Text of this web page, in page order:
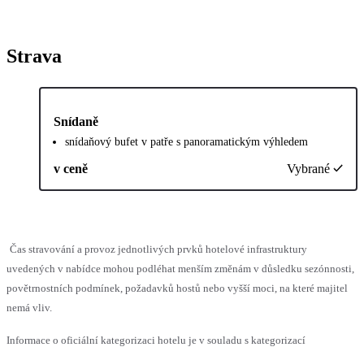
Strava
Snídaně
snídaňový bufet v patře s panoramatickým výhledem
v ceně Vybrané
Čas stravování a provoz jednotlivých prvků hotelové infrastruktury
uvedených v nabídce mohou podléhat menším změnám v důsledku sezónnosti,
povětrnostních podmínek, požadavků hostů nebo vyšší moci, na které majitel
nemá vliv.
Informace o oficiální kategorizaci hotelu je v souladu s kategorizací